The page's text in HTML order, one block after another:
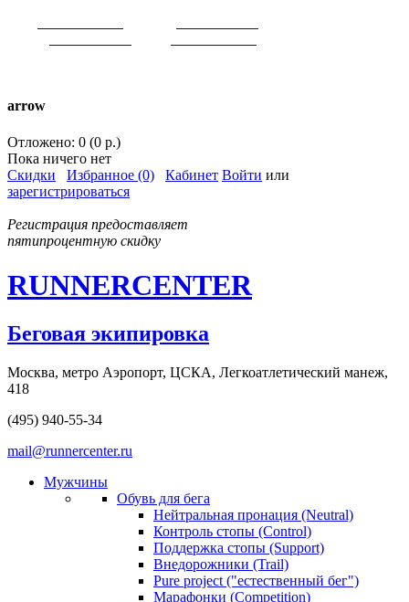
arrow
Отложено: 0 (0 р.)
Пока ничего нет
Скидки
Избранное (0) Кабинет Войти или
зарегистрироваться
Регистрация предоставляет
пятипроцентную скидку
RUNNERCENTER
Беговая экипировка
Москва, метро Аэропорт, ЦСКА, Легкоатлетический манеж,
418
(495) 940-55-34
mail@runnercenter.ru
Мужчины
Обувь для бега
Нейтральная пронация (Neutral)
Контроль стопы (Control)
Поддержка стопы (Support)
Внедорожники (Trail)
Pure project ("естественный бег")
Марафонки (Competition)